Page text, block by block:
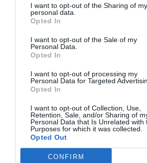
I want to opt-out of the Sharing of my
personal data.
Opted In
I want to opt-out of the Sale of my
Personal Data.
Opted In
I want to opt-out of processing my
Personal Data for Targeted
Opted In
I want to opt-out of Collection, Use,
Retention, Sale, and/or Sharing of
Personal Data that Is Unrelated with
Purposes for which it was collected.
Opted Out
CONFIRM
diálogo lleno de sensibilidad,
sabores y vivencias se entrelazan
plato accesible, auténtico y
La propuesta de “Mesa Abierta” va
elaboración culinaria. El proyecto
alta gastronomía puede romper
escuchan desde la igualdad. La
la creatividad nace del encuentro y
mutua, ofreciendo una mirada
desde la propia mesa.